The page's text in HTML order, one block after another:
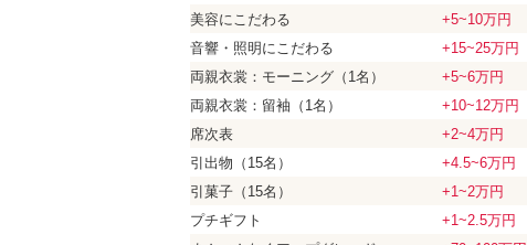
美容に こだわる +5~10万円
音響・照明に こだわる +15~25万円
両親衣裳： モーニング （1名） +5~6万円
両親衣裳： 留袖（1名） +10~12万円
席次表
+2~4万円
引出物（15名）
+4.5~6万円
引菓子（15名）
+1~2万円
プチギフト
+1~2.5万円